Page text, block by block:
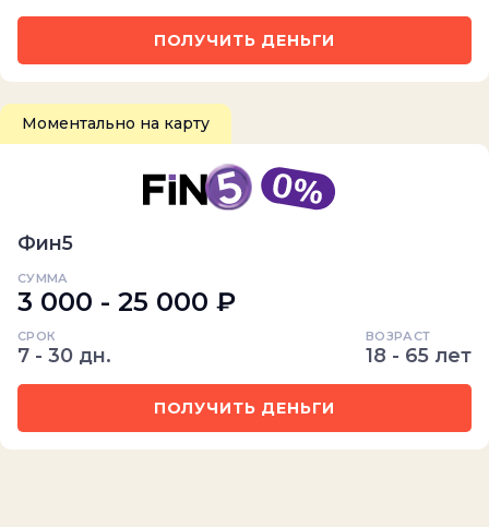
ПОЛУЧИТЬ ДЕНЬГИ
Моментально на карту
Фин5
СУММА
3 000 - 25 000 ₽
СРОК
7 - 30 дн.
ВОЗРАСТ
18 - 65 лет
ПОЛУЧИТЬ ДЕНЬГИ